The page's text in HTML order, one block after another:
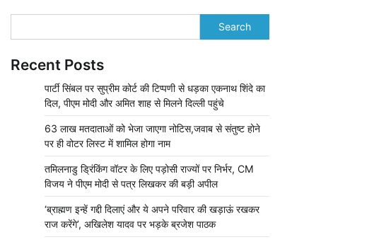
Search
Recent Posts
पार्टी सिंबल पर सुप्रीम कोर्ट की टिप्पणी से धड़का एकनाथ शिंदे का
दिल, पीएम मोदी और अमित शाह से मिलने दिल्ली पहुंचे
63 लाख मतदाताओं को भेजा जाएगा नोटिस,जवाब से संतुष्ट होने
पर ही वोटर लिस्ट में शामिल होगा नाम
तमिलनाडु ड्रिंकिंग वॉटर के लिए पड़ोसी राज्यों पर निर्भर, CM
विजय ने पीएम मोदी से पत्र लिखकर की बड़ी अपील
‘ब्राह्मण इन्हें गद्दी दिलाएं और ये अपने परिवार की खड़ाऊं रखकर
राज करेंगे’, अखिलेश यादव पर भड़के ब्रजेश पाठक